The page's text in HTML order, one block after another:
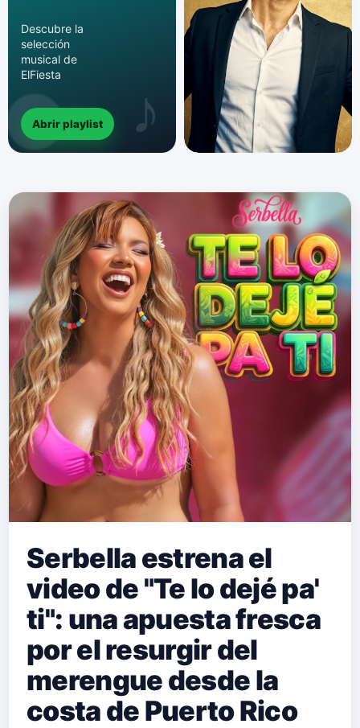
Descubre la
selección
musical de
ElFiesta
Abrir playlist
Serbella estrena el
video de "Te lo dejé pa'
ti": una apuesta fresca
por el resurgir del
merengue desde la
costa de Puerto Rico